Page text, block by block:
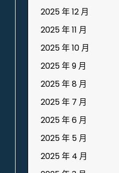
2025 年 12 月
2025 年 11 月
2025 年 10 月
2025 年 9 月
2025 年 8 月
2025 年 7 月
2025 年 6 月
2025 年 5 月
2025 年 4 月